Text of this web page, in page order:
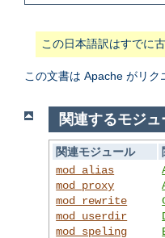
この日本語訳はすでに
この文書は Apache がリク
関連するモジ
関連モジュール
mod_alias
mod_proxy
mod_rewrite
mod_userdir
mod_speling